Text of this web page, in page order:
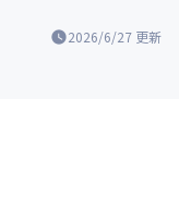
2026/6/27 更新